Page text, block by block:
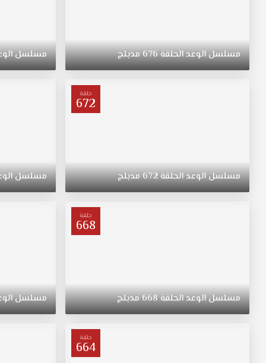
بعد
وفاة
مسلسلالوعدالحلقة676مدبلج مسلسل
حلقة
672
مسلسلالوعدالحلقة672مدبلج مسلسل
حلقة
668
مسلسلالوعدالحلقة668مدبلج مسلسل
حلقة
664